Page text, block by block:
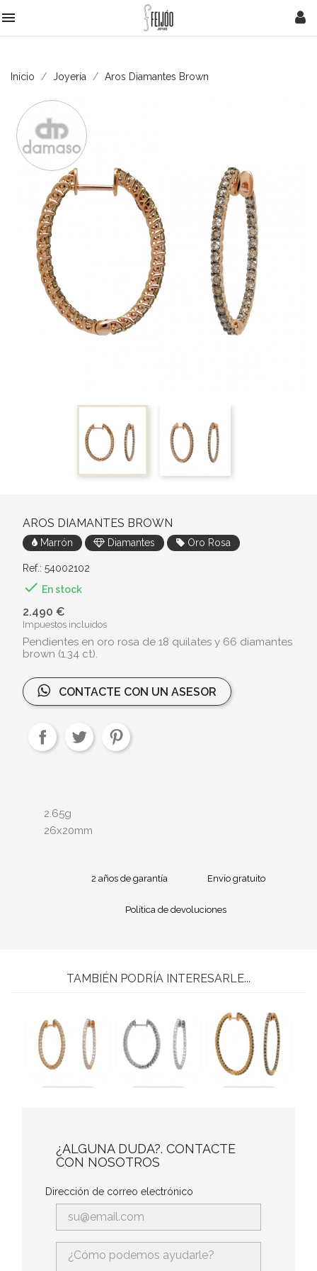

Inicio Joyería Aros Diamantes Brown
AROS DIAMANTES BROWN
Marrón Diamantes Oro Rosa
Ref.: 54002102
 En stock
2.490 €
Impuestos incluidos
Pendientes en oro rosa de 18 quilates y 66 diamantes
brown (1.34 ct).
CONTACTE CON UN ASESOR
2.65g
26x20mm
2 años de garantía Envío gratuito
Política de devoluciones
TAMBIÉN PODRÍA INTERESARLE...
¿ALGUNA DUDA?. CONTACTE
CON NOSOTROS
Dirección de correo electrónico